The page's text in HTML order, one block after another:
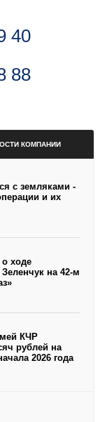
40
88
КОМПАНИИ
с земляками -
и их
ходе
на 42-м
КЧР
рублей на
2026 года